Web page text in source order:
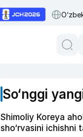
So‘nggi
Shimoliy Koreya
sho‘rvasini ichishni